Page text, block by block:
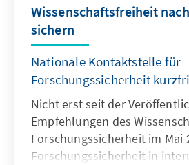
Wissenschaftsfreiheit
sichern
Nationale Kontaktstelle für
Forschungssicherheit
Nicht erst seit der
Empfehlungen des
Forschungssicherheit im Mai
Forschungssicherheit in